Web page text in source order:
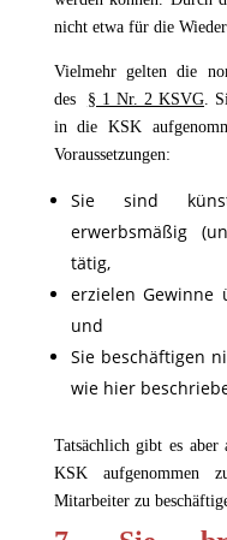
nicht etwa für die
Vielmehr gelten die
des
§ 1 Nr. 2 KSVG.
in die KSK
Voraussetzungen:
Sie sind
erwerbsmäßig
tätig,
erzielen Gewinne
und
Sie beschäftigen
wie hier
Tatsächlich gibt es aber
KSK aufgenommen
Mitarbeiter zu